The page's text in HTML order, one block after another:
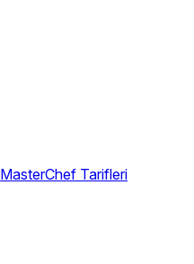
MasterChef Tarifleri